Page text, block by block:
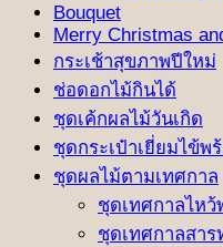
Bouquet
Merry Christmas
กระเช้าสุขภาพปีใหม่
ช่อดอกไม้กินได้
ชุดเค้กผลไม้วันเกิด
ชุดกระเป๋าเยี่ยมไข้พ
ชุดผลไม้ตามเทศกาล
ชุดเทศกาลไห
ชุดเทศกาลสาร